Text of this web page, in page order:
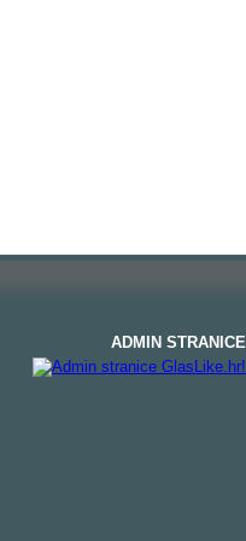
ADMIN STRANICE